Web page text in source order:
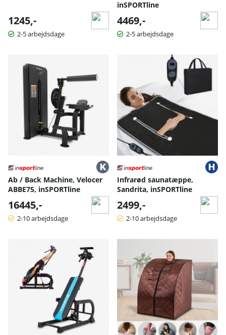
1245,-
2-5 arbejdsdage
inSPORTline
4469,-
2-5 arbejdsdage
Ab / Back Machine, Velocer
ABBE75, inSPORTline
16445,-
2-10 arbejdsdage
Infrarød saunatæppe,
Sandrita, inSPORTline
2499,-
2-10 arbejdsdage